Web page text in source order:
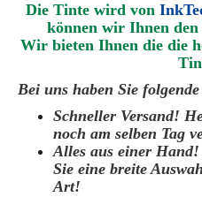
Die Tinte wird von
können wir Ihnen
Wir bieten Ihnen die die
Bei uns haben Sie
Schneller Versand!
noch am selben Tag
Alles aus einer
Sie eine breite
Art!